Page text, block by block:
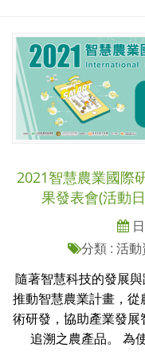
2021智慧農業國際
果發表會(活動
日
分類 : 活動
隨著智慧科技的發展
推動智慧農業計畫，
術研發，協助產業發
追溯之農產品。 為